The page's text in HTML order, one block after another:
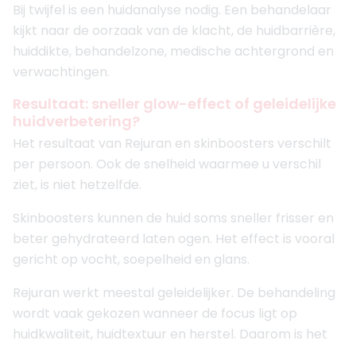
Bij twijfel is een huidanalyse nodig. Een behandelaar
kijkt naar de oorzaak van de klacht, de huidbarrière,
huiddikte, behandelzone, medische achtergrond en
verwachtingen.
Resultaat: sneller glow-effect of geleidelijke
huidverbetering?
Het resultaat van Rejuran en skinboosters verschilt
per persoon. Ook de snelheid waarmee u verschil
ziet, is niet hetzelfde.
Skinboosters kunnen de huid soms sneller frisser en
beter gehydrateerd laten ogen. Het effect is vooral
gericht op vocht, soepelheid en glans.
Rejuran werkt meestal geleidelijker. De behandeling
wordt vaak gekozen wanneer de focus ligt op
huidkwaliteit, huidtextuur en herstel. Daarom is het